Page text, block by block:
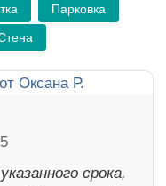
Парковка
срока,